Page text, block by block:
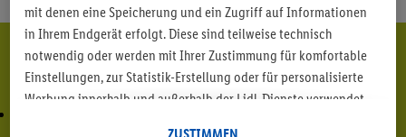
Noch mehr Inspiration
mit denen eine Speicherung und ein Zugriff auf Informationen
in Ihrem Endgerät erfolgt. Diese sind teilweise technisch
notwendig oder werden mit Ihrer Zustimmung für komfortable
Einstellungen, zur Statistik-Erstellung oder für personalisierte
Werbung innerhalb und außerhalb der Lidl-Dienste verwendet.
ZUSTIMMEN